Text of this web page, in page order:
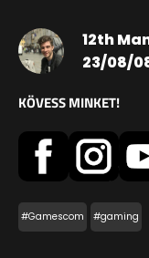
12th
23/08/
KÖVESS MINKET!
#Gamescom #gaming